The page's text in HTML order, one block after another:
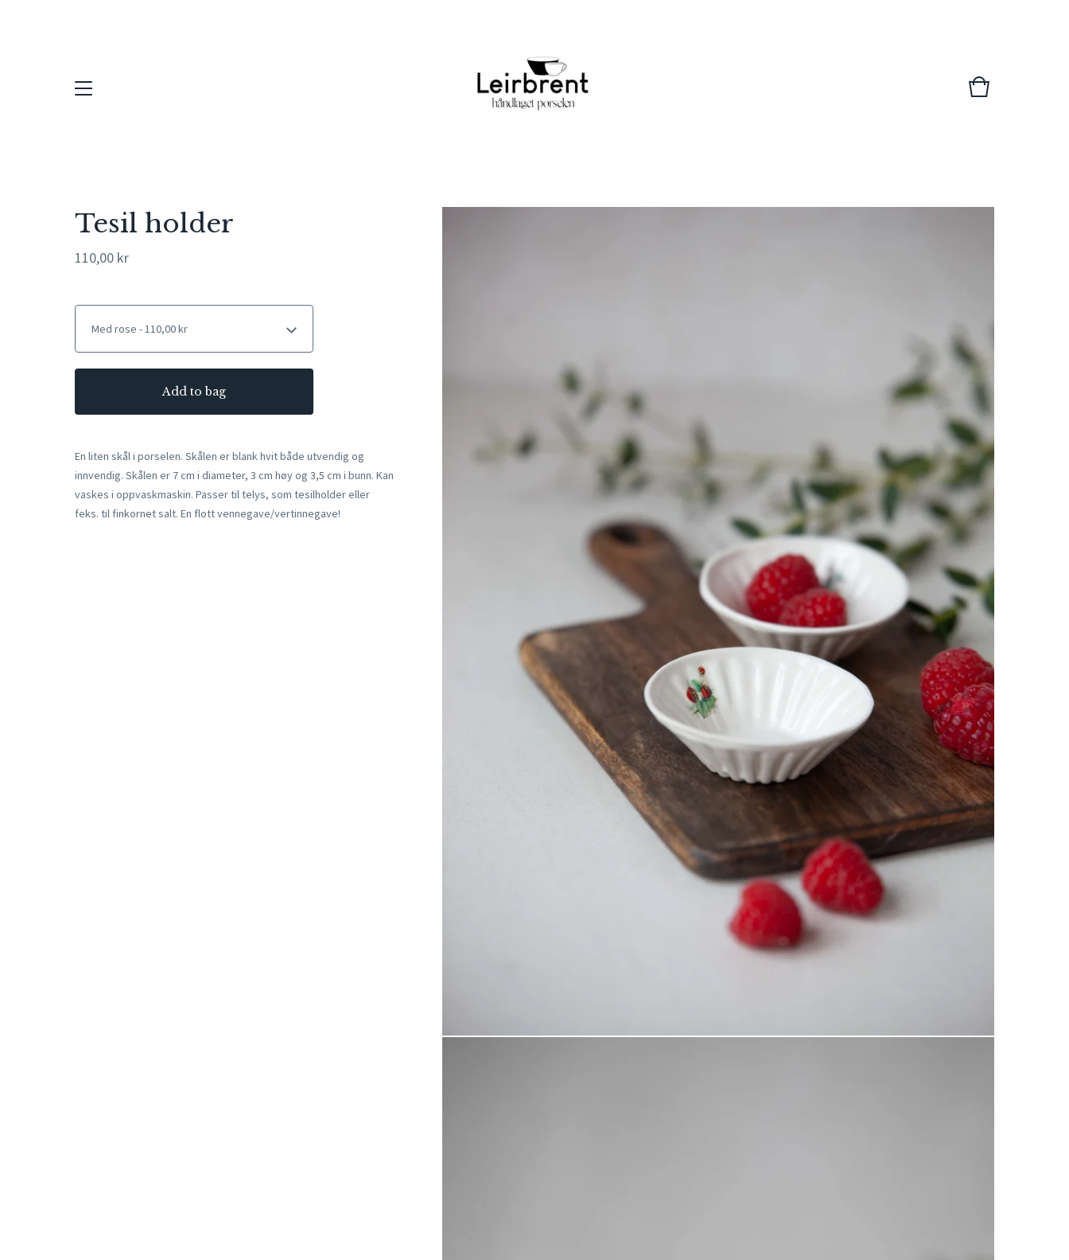
Tesil holder
110,00 kr
Add to bag
En liten skål i porselen. Skålen er blank hvit både utvendig og
innvendig. Skålen er 7 cm i diameter, 3 cm høy og 3,5 cm i bunn. Kan
vaskes i oppvaskmaskin. Passer til telys, som tesilholder eller
feks. til finkornet salt. En flott vennegave/vertinnegave!